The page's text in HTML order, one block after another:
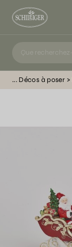
Décos à poser